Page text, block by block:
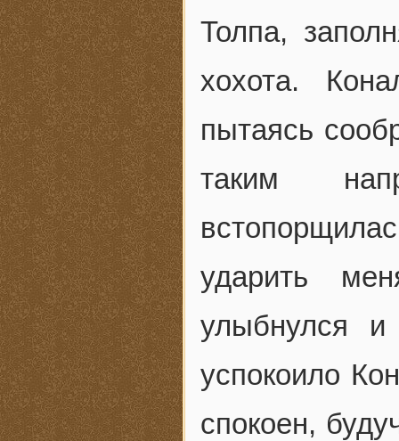
Толпа,
хохота.
пытаясь
таким
ударить
улыбнулся
успокоило
спокоен,